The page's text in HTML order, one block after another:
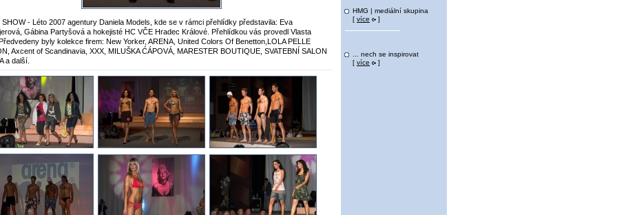
SHOW - Léto 2007 agentury Daniela Models, kde se v rámci přehlídky představila: Eva
Gábina Partyšová a hokejisté HC VČE Hradec Králové. Přehlídkou vás provedl Vlasta
byly kolekce firem: New Yorker, ARENA, United Colors Of Benetton,LOLA PELLE
Axcent of Scandinavia, XXX, MILUŠKA ĆÁPOVÁ, MARESTER BOUTIQUE, SVATEBNÍ SALON
a další.
HMG | mediální skupina
[ více ]
... nech se inspirovat
[ více ]